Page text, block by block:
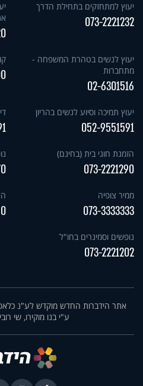
יעוץ למתחזקים בתחילת הדרך
073-2221232
יעוץ לנשים בטהרת המשפחה -
מתחברות
02-6301516
יעוץ תמיכה וסיוע לנשים בהריון
052-9551591
הזמנת חוגי בית (בחינם)
073-2221290
ממיר צופיה
073-3333333
נופשים וסמינרים בחו"ל
073-2221202
אתר הידברות החדש מוקדש לע"נ
ע"י בנו מוקירו, שי